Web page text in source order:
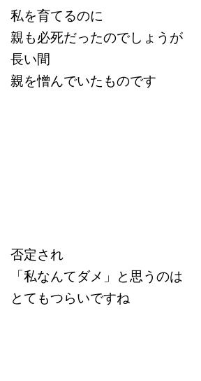
私を育てるのに
親も必死だったのでしょうが
長い間
親を憎んでいたものです
否定され
「私なんてダメ」と思うのは
とてもつらいですね